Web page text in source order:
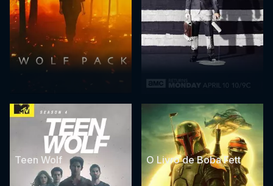
Teen Wolf O Livro de Boba Fett